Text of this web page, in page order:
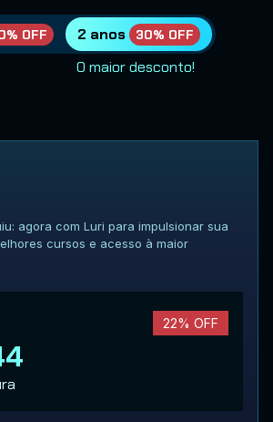
OFF 2 anos 30% OFF
O maior desconto!
agora com Luri para impulsionar sua
cursos e acesso à maior
22% OFF